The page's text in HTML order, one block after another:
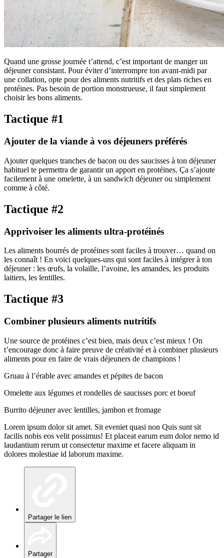
Quand une grosse journée t’attend, c’est important de manger un
déjeuner consistant. Pour éviter d’interrompre ton avant-midi par
une collation, opte pour des aliments nutritifs et des plats riches en
protéines. Pas besoin de portion monstrueuse, il faut simplement
choisir les bons aliments.
Tactique #1
Ajouter de la viande à vos déjeuners préférés
Ajouter quelques tranches de bacon ou des saucisses à ton déjeuner
habituel te permettra de garantir un apport en protéines. Ça s’ajoute
facilement à une omelette, à un sandwich déjeuner ou simplement
comme à côté.
Tactique #2
Apprivoiser les aliments ultra-protéinés
Les aliments bourrés de protéines sont faciles à trouver… quand on
les connaît ! En voici quelques-uns qui sont faciles à intégrer à ton
déjeuner : les œufs, la volaille, l’avoine, les amandes, les produits
laitiers, les lentilles.
Tactique #3
Combiner plusieurs aliments nutritifs
Une source de protéines c’est bien, mais deux c’est mieux ! On
t’encourage donc à faire preuve de créativité et à combiner plusieurs
aliments pour en faire de vrais déjeuners de champions !
Gruau à l’érable avec amandes et pépites de bacon
Omelette aux légumes et rondelles de saucisses porc et boeuf
Burrito déjeuner avec lentilles, jambon et fromage
Lorem ipsum dolor sit amet. Sit eveniet quasi non Quis sunt sit
facilis nobis eos velit possimus! Et placeat earum eum dolor nemo id
laudantium rerum ut consectetur maxime et facere aliquam in
dolores molestiae id laborum maxime.
Partager le lien
Partager